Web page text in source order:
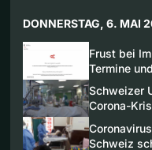
DONNERSTAG, 6. MAI
Frust bei
Termine
Schweizer
Corona-
Schweiz